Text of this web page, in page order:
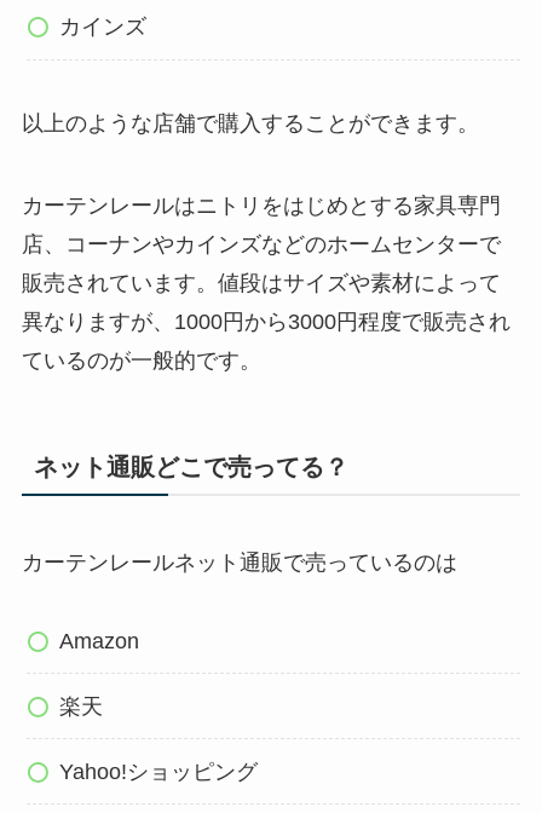
カインズ
以上のような店舗で購入することができます。
カーテンレールはニトリをはじめとする家具専門
店、コーナンやカインズなどのホームセンターで
販売されています。値段はサイズや素材によって
異なりますが、1000円から3000円程度で販売され
ているのが一般的です。
ネット通販どこで売ってる？
カーテンレールネット通販で売っているのは
Amazon
楽天
Yahoo!ショッピング